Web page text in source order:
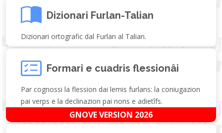
Dizionari Furlan-Talian
Dizionari ortografic dal Furlan al Talian.
Formari e cuadris flessionâi
Par cognossi la flession dai lemis furlans: la coniugazion
pai verps e la declinazion pai nons e adietîfs.
GNOVE VERSION 2026